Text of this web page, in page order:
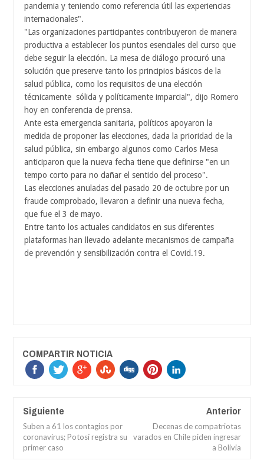
pandemia y teniendo como referencia útil las experiencias
internacionales".
"Las organizaciones participantes contribuyeron de manera
productiva a establecer los puntos esenciales del curso que
debe seguir la elección. La mesa de diálogo procuró una
solución que preserve tanto los principios básicos de la
salud pública, como los requisitos de una elección
técnicamente sólida y políticamente imparcial", dijo Romero
hoy en conferencia de prensa.
Ante esta emergencia sanitaria, políticos apoyaron la
medida de proponer las elecciones, dada la prioridad de la
salud pública, sin embargo algunos como Carlos Mesa
anticiparon que la nueva fecha tiene que definirse "en un
tempo corto para no dañar el sentido del proceso".
Las elecciones anuladas del pasado 20 de octubre por un
fraude comprobado, llevaron a definir una nueva fecha,
que fue el 3 de mayo.
Entre tanto los actuales candidatos en sus diferentes
plataformas han llevado adelante mecanismos de campaña
de prevención y sensibilización contra el Covid.19.
COMPARTIR NOTICIA
Siguiente
Suben a 61 los contagios por
coronavirus; Potosí registra su
primer caso
Anterior
Decenas de compatriotas
varados en Chile piden ingresar
a Bolivia